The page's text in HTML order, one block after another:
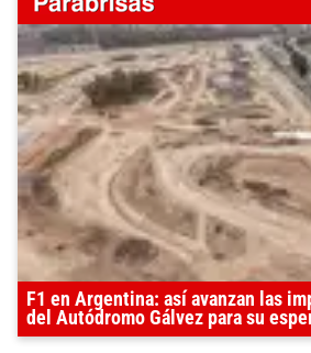
F1 en Argentina: así avanzan las
del Autódromo Gálvez para su